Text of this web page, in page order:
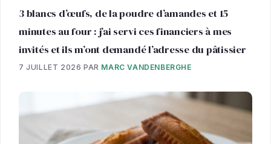
3 blancs d’œufs, de la poudre d’amandes et 15
minutes au four : j’ai servi ces financiers à mes
invités et ils m’ont demandé l’adresse du pâtissier
7 JUILLET 2026 PAR MARC VANDENBERGHE